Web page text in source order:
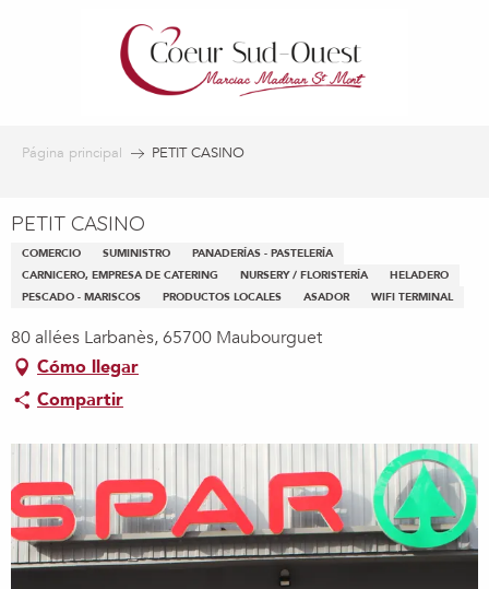
Página principal PETIT CASINO
PETIT CASINO
COMERCIO SUMINISTRO
PANADERÍAS - PASTELERÍA
CARNICERO, EMPRESA DE CATERING
NURSERY / FLORISTERÍA
HELADERO
PESCADO - MARISCOS
PRODUCTOS LOCALES ASADOR WIFI TERMINAL
80 allées Larbanès, 65700 Maubourguet
Cómo llegar
Compartir